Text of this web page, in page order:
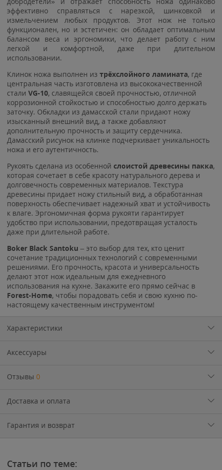
эффективно справляться с нарезкой, шинковкой и
измельчением любых продуктов. Этот нож не только
функционален, но и эстетичен: он обладает оптимальным
балансом веса и эргономики, что делает работу с ним
легкой и комфортной, даже при длительном
использовании.
Клинок ножа выполнен из трёхслойного ламината, где
центральная часть изготовлена из высококачественной
стали VG-10, славящейся своей прочностью, отличной
коррозионной стойкостью и способностью долго держать
заточку. Обкладки из дамасской стали придают ножу
изысканный внешний вид, а также добавляют
дополнительную прочность и защиту сердечника.
Дамасский рисунок на клинке подчеркивает уникальность
ножа и его аутентичность.
Рукоять сделана из особенной слоистой древесины пакка,
которая сочетает в себе красоту натурального дерева и
долговечность современных материалов. Текстура
древесины придает ножу стильный вид, а обработанная
поверхность обеспечивает надежный хват и устойчивость
к влаге. Эргономичная форма рукояти гарантирует
удобство при использовании, предотвращая усталость
даже при длительной работе.
Boker Black Santoku – это выбор для тех, кто ценит
сочетание традиционных технологий с современными
решениями. Его прочность, красота и универсальность
делают этот нож идеальным для ежедневного
использования на кухне. Закажите его прямо сейчас в
Forest-Home, чтобы порадовать себя и свою кухню по-
настоящему качественным инструментом!
Характеристики
Аксессуары
Отзывы 0
Доставка и оплата
Гарантия и возврат
Статьи по теме: